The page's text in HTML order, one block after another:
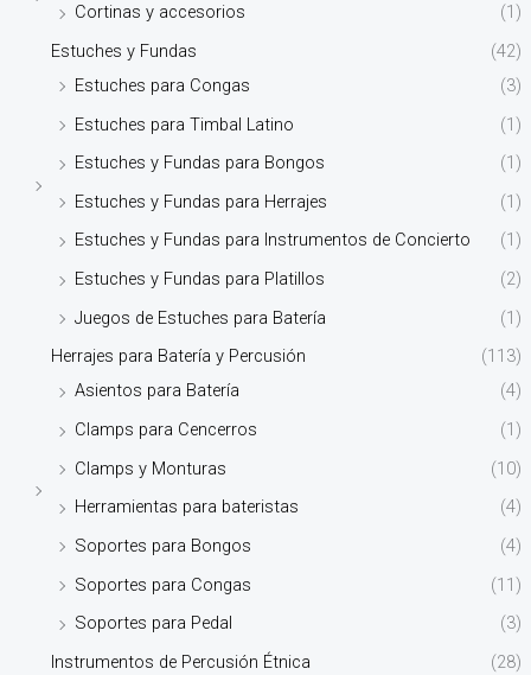
Cortinas y accesorios
(1)
Estuches y Fundas
(42)
Estuches para Congas
(3)
Estuches para Timbal Latino
(1)
Estuches y Fundas para Bongos
(1)
Estuches y Fundas para Herrajes
(1)
Estuches y Fundas para Instrumentos de Concierto
(1)
Estuches y Fundas para Platillos
(2)
Juegos de Estuches para Batería
(1)
Herrajes para Batería y Percusión
(113)
Asientos para Batería
(4)
Clamps para Cencerros
(1)
Clamps y Monturas
(10)
Herramientas para bateristas
(4)
Soportes para Bongos
(4)
Soportes para Congas
(11)
Soportes para Pedal
(3)
Instrumentos de Percusión Étnica
(28)